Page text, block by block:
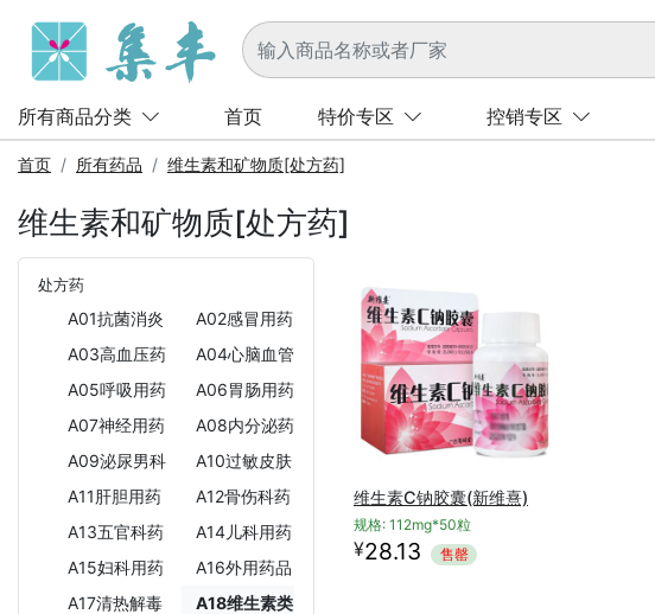
所有商品分类 首页 特价专区 控销专区
首页 所有药品 维生素和矿物质[处方药]
维生素和矿物质[处方药]
处方药
A01抗菌消炎
A02感冒用药
A03高血压药
A04心脑血管
A05呼吸用药
A06胃肠用药
A07神经用药
A08内分泌药
A09泌尿男科
A10过敏皮肤
A11肝胆用药
A12骨伤科药
A13五官科药
A14儿科用药
A15妇科用药
A16外用药品
A17清热解毒
A18维生素类
维生素C钠胶囊(新维熹)
规格: 112mg*50粒
¥28.13 售罄